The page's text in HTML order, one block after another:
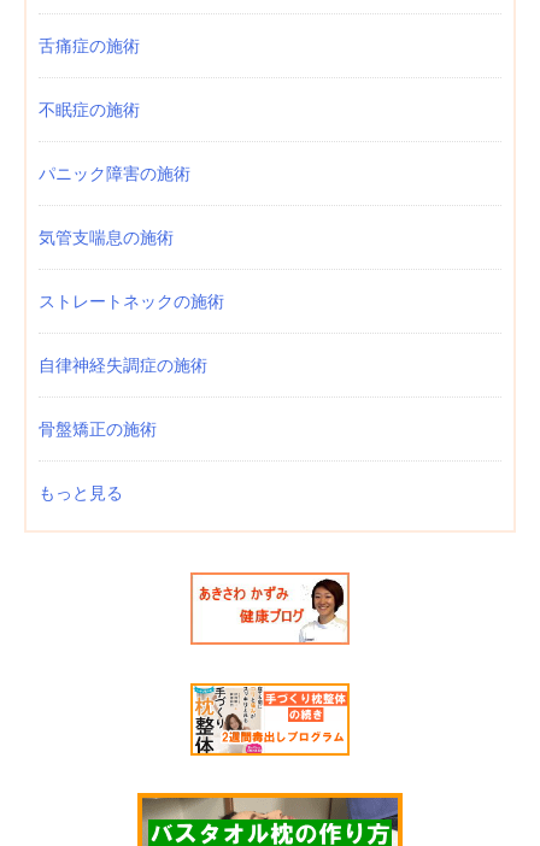
舌痛症の施術
不眠症の施術
パニック障害の施術
気管支喘息の施術
ストレートネックの施術
自律神経失調症の施術
骨盤矯正の施術
もっと見る